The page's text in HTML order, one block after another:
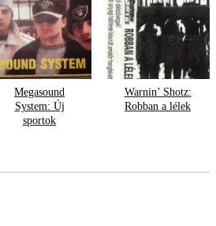
Megasound
System: Új
sportok
Warnin’ Shotz:
Robban a lélek